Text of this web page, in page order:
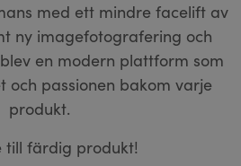
med ett mindre facelift av
ny imagefotografering och
en modern plattform som
och passionen bakom varje
produkt.
till färdig produkt!